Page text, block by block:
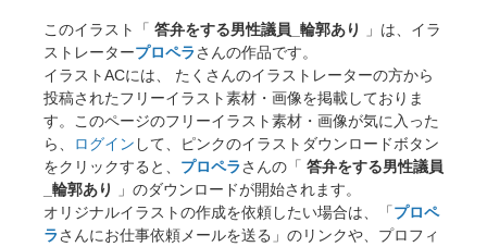
このイラスト「 答弁をする男性議員_輪郭あり
」は、イラ
ストレータープロペラさんの作品です。
イラストACには、 たくさんのイラストレーターの方から
投稿されたフリーイラスト素材・画像を掲載しておりま
す。このページのフリーイラスト素材・画像が気に入った
ら、
ログイン して、ピンクのイラストダウンロードボタン
をクリックすると、 プロペラさんの「 答弁をする男性議員
_輪郭あり
」のダウンロードが開始されます。
オリジナルイラストの作成を依頼したい場合は、「プロペ
ラさんにお仕事依頼メールを送る」のリンクや、プロフィ